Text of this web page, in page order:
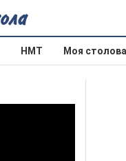
НМТ Моя